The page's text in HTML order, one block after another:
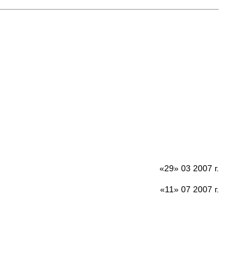
«29» 03 2007 г.
«11» 07 2007 г.